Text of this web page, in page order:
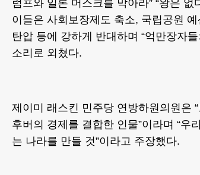
럼프와 일론 머스크를 막아라” “왕은
이들은 사회보장제도 축소, 국립공원
탄압 등에 강하게 반대하며 “억만장자
소리로 외쳤다.
제이미 래스킨 민주당 연방하원의원은
후버의 경제를 결합한 인물”이라며 “우
는 나라를 만들 것”이라고 주장했다.